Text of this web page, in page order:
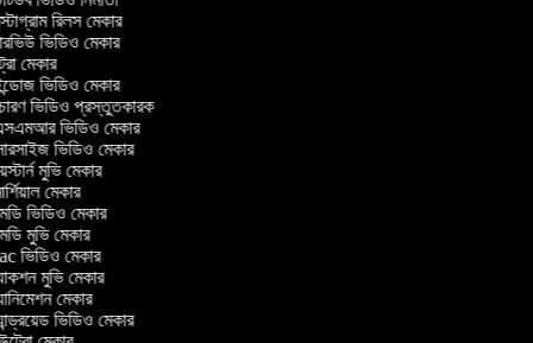
রিলস মেকার
ভিডিও মেকার
মেকার
ভিডিও মেকার
ভিডিও প্রস্তুতকারক
ভিডিও মেকার
ভিডিও মেকার
মুভি মেকার
মেকার
ভিডিও মেকার
মুভি মেকার
ভিডিও মেকার
মুভি মেকার
মেকার
ভিডিও মেকার